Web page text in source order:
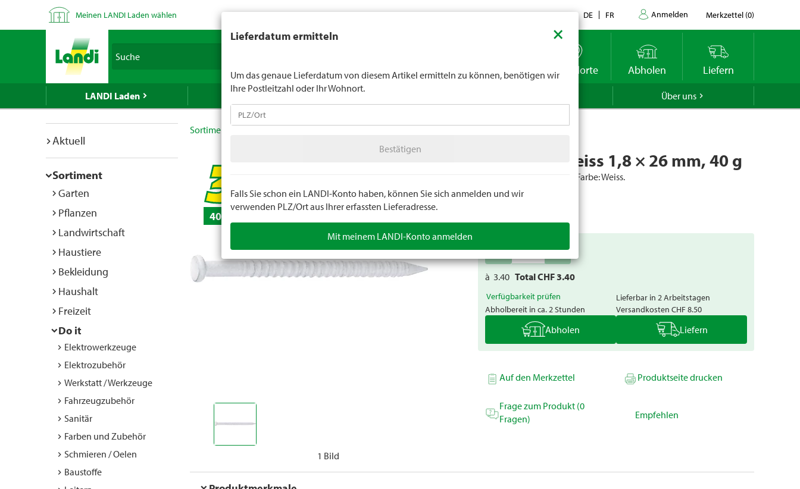
Meinen LANDI Laden wählen Kontakt DE FR Anmelden Merkzettel (0)
LANDI Wetter Standorte Abholen Liefern
LANDI Laden Über uns
Aktuell
Sortiment
Garten
Pflanzen
Landwirtschaft
Haustiere
Bekleidung
Haushalt
Freizeit
Do it
Elektrowerkzeuge
Elektrozubehör
Werkstatt / Werkzeuge
Fahrzeugzubehör
Sanitär
Farben und Zubehör
Schmieren / Oelen
Baustoffe
Sortiment
40 g
1 Bild
Stahlstifte weiss 1,8 × 26 mm, 40 g
Material: Sahl. Mit Rillen. Farbe: Weiss.
Artikelnummer
remove add
à 3.40 Total CHF3.40
Verfügbarkeit prüfen
Abholbereit in ca. 2 Stunden
Lieferbar in 2 Arbeitstagen
Versandkosten CHF 8.50
Abholen Liefern
Auf den Merkzettel Produktseite drucken
Frage zum Produkt (0
Fragen)
Empfehlen
Lieferdatum ermitteln ×
Um das genaue Lieferdatum von diesem Artikel ermitteln zu können, benötigen wir
Ihre Postleitzahl oder Ihr Wohnort.
Bestätigen
Falls Sie schon ein LANDI-Konto haben, können Sie sich anmelden und wir
verwenden PLZ/Ort aus Ihrer erfassten Lieferadresse.
Mit meinem LANDI-Konto anmelden
LANDI verkauft generell keinen Alkohol an Jugendliche unter 16 Jahren. Für